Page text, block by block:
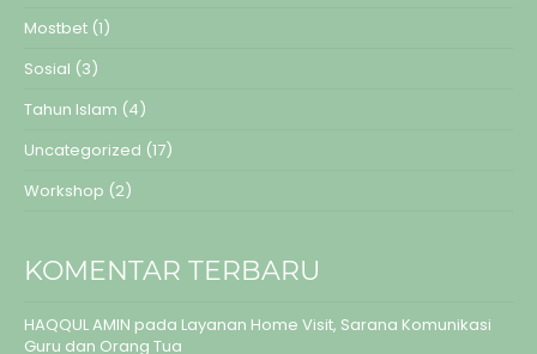
Mostbet (1)
Sosial (3)
Tahun Islam (4)
Uncategorized (17)
Workshop (2)
KOMENTAR TERBARU
HAQQUL AMIN pada Layanan Home Visit, Sarana Komunikasi
Guru dan Orang Tua